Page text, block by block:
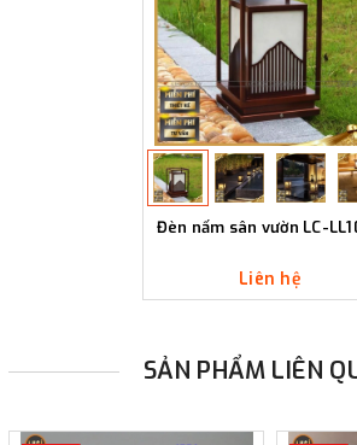
Đèn nấm sân vườn LC-
Liên hệ
SẢN PHẨM LIÊN